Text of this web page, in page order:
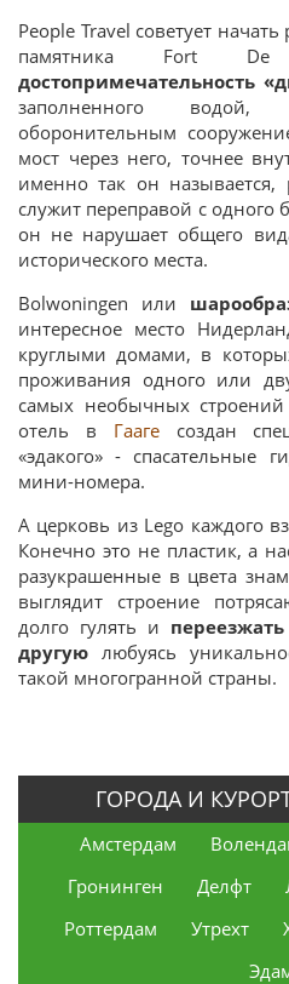
People Travel советует
памятника Fort
достопримечательность
заполненного водой,
оборонительным
мост через него, точнее
именно так он называется,
служит переправой с одного
он не нарушает общего
исторического места.
Bolwoningen или
интересное место
круглыми домами, в
проживания одного или
самых необычных
отель в Гаагесоздан
«эдакого» - спасательные
мини-номера.
А церковь из Lego каждого
Конечно это не пластик, а
разукрашенные в цвета
выглядит строение
долго гулять и
другую любуясь
такой многогранной страны.
ГОРОДА И
Амстердам
Гронинген
Делфт
Роттердам
Утрехт